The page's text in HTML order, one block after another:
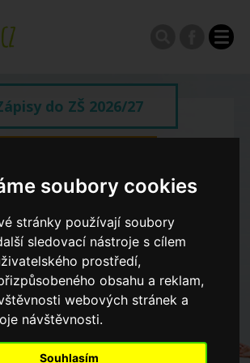
soubory cookies
stránky používají soubory
sledovací nástroje s cílem
prostředí,
obsahu a reklam,
webových stránek a
návštěvnosti.
Souhlasím
do ZŠ 2026/27
Spádové oblasti ZŠ
školství
otevřených dveří ZŠ